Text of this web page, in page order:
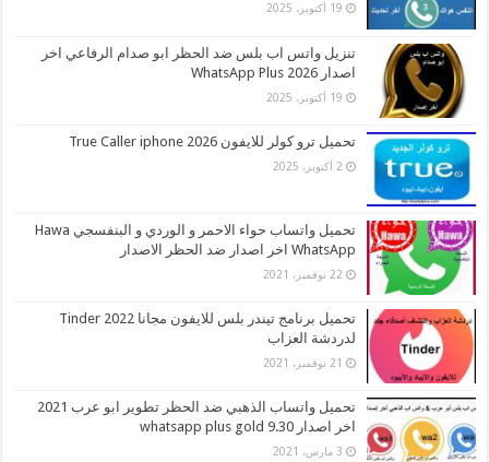
19 أكتوبر، 2025
تنزيل واتس اب بلس ضد الحظر ابو صدام الرفاعي اخر
اصدار 2026 WhatsApp Plus
19 أكتوبر، 2025
تحميل ترو كولر للايفون 2026 True Caller iphone
2 أكتوبر، 2025
تحميل واتساب حواء الاحمر و الوردي و البنفسجي Hawa
WhatsApp اخر اصدار ضد الحظر الاصدار
22 نوفمبر، 2021
تحميل برنامج تيندر بلس للايفون مجانا 2022 Tinder
لدردشة العزاب
21 نوفمبر، 2021
تحميل واتساب الذهبي ضد الحظر تطوير ابو عرب 2021
اخر اصدار whatsapp plus gold 9.30
3 مارس، 2021